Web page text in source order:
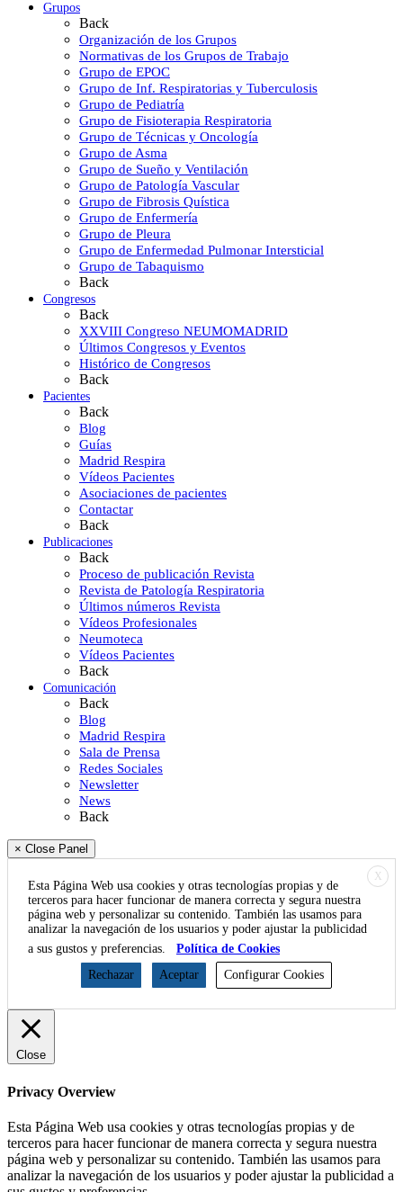
Grupos
Back
Organización de los Grupos
Normativas de los Grupos de Trabajo
Grupo de EPOC
Grupo de Inf. Respiratorias y Tuberculosis
Grupo de Pediatría
Grupo de Fisioterapia Respiratoria
Grupo de Técnicas y Oncología
Grupo de Asma
Grupo de Sueño y Ventilación
Grupo de Patología Vascular
Grupo de Fibrosis Quística
Grupo de Enfermería
Grupo de Pleura
Grupo de Enfermedad Pulmonar Intersticial
Grupo de Tabaquismo
Back
Congresos
Back
XXVIII Congreso NEUMOMADRID
Últimos Congresos y Eventos
Histórico de Congresos
Back
Pacientes
Back
Blog
Guías
Madrid Respira
Vídeos Pacientes
Asociaciones de pacientes
Contactar
Back
Publicaciones
Back
Proceso de publicación Revista
Revista de Patología Respiratoria
Últimos números Revista
Vídeos Profesionales
Neumoteca
Vídeos Pacientes
Back
Comunicación
Back
Blog
Madrid Respira
Sala de Prensa
Redes Sociales
Newsletter
News
Back
× Close Panel
X
Esta Página Web usa cookies y otras tecnologías propias y de
terceros para hacer funcionar de manera correcta y segura nuestra
página web y personalizar su contenido. También las usamos para
analizar la navegación de los usuarios y poder ajustar la publicidad
a sus gustos y preferencias.
Política de Cookies
Rechazar
Aceptar Configurar Cookies
Close
Privacy Overview
Esta Página Web usa cookies y otras tecnologías propias y de
terceros para hacer funcionar de manera correcta y segura nuestra
página web y personalizar su contenido. También las usamos para
analizar la navegación de los usuarios y poder ajustar la publicidad a